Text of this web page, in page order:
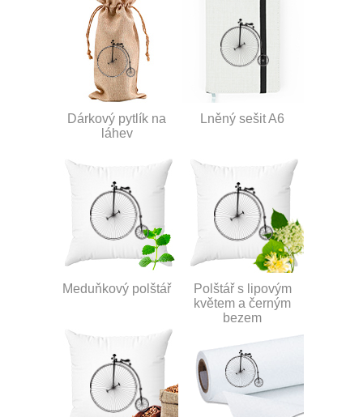
Dárkový pytlík na
láhev
Lněný sešit A6
Meduňkový polštář
Polštář s lipovým
květem a černým
bezem